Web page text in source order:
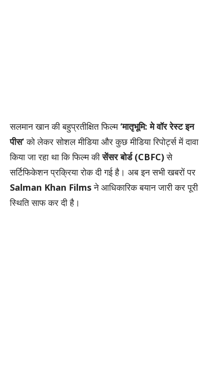
सलमान खान की बहुप्रतीक्षित फिल्म‘मातृभूमि: मे वॉर रेस्ट इन
पीस’को लेकर सोशल मीडिया और कुछ मीडिया रिपोर्ट्स में दावा
किया जा रहा था कि फिल्म कीसेंसर बोर्ड (CBFC)से
सर्टिफिकेशन प्रक्रिया रोक दी गई है। अब इन सभी खबरों पर
Salman Khan Filmsने आधिकारिक बयान जारी कर पूरी
स्थिति साफ कर दी है।